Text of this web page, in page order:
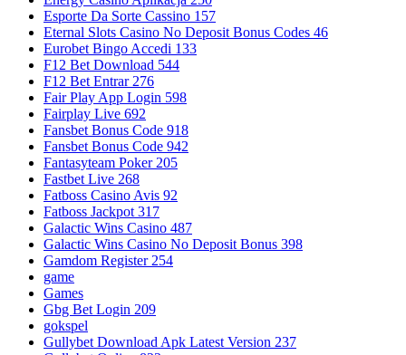
Esporte Da Sorte Cassino 157
Eternal Slots Casino No Deposit Bonus Codes 46
Eurobet Bingo Accedi 133
F12 Bet Download 544
F12 Bet Entrar 276
Fair Play App Login 598
Fairplay Live 692
Fansbet Bonus Code 918
Fansbet Bonus Code 942
Fantasyteam Poker 205
Fastbet Live 268
Fatboss Casino Avis 92
Fatboss Jackpot 317
Galactic Wins Casino 487
Galactic Wins Casino No Deposit Bonus 398
Gamdom Register 254
game
Games
Gbg Bet Login 209
gokspel
Gullybet Download Apk Latest Version 237